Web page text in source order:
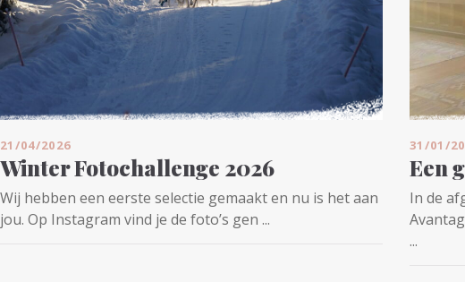
21/04/2026
Winter Fotochallenge 2026
Wij hebben een eerste selectie gemaakt en nu is het aan
jou. Op Instagram vind je de foto’s gen ...
31/01/
Een
In de
...